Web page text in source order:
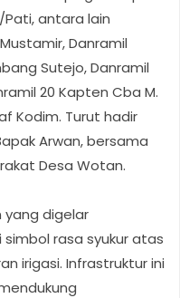
antara lain
Danramil
Sutejo, Danramil
20 Kapten Cba M.
Kodim. Turut hadir
Arwan, bersama
Desa Wotan.
yang digelar
rasa syukur atas
irigasi. Infrastruktur ini